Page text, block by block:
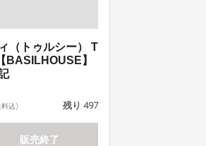
（トゥルシー） T
BASILHOUSE】
込) 残り 497
販売終了